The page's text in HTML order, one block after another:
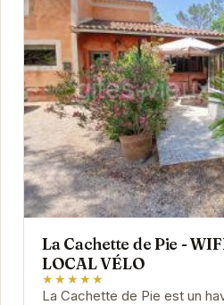
La Cachette de Pie -
LOCAL VÉLO
★★★★★
La Cachette de Pie est un